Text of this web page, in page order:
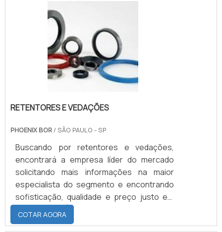
RETENTORES E VEDAÇÕES
PHOENIX BOR / SÃO PAULO - SP
Buscando por retentores e vedações,
encontrará a empresa líder do mercado
solicitando mais informações na maior
especialista do segmento e encontrando
sofisticação, qualidade e preço justo em
um só lugar.É importante lembrar que o
produto deve ser adquirido com empresas
COTAR AGORA